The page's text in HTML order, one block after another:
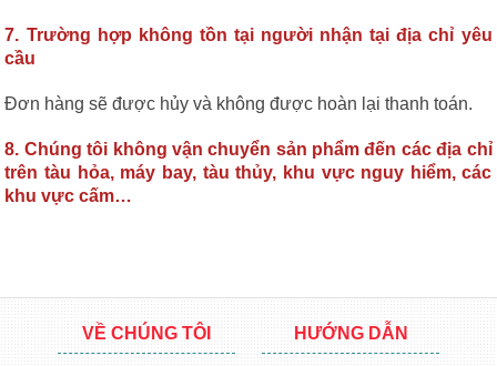
7. Trường hợp không tồn tại người nhận tại địa chỉ yêu
cầu
Đơn hàng sẽ được hủy và không được hoàn lại thanh toán.
8. Chúng tôi không vận chuyển sản phẩm đến các địa chỉ
trên tàu hỏa, máy bay, tàu thủy, khu vực nguy hiểm, các
khu vực cấm…
VỀ CHÚNG TÔI HƯỚNG DẪN